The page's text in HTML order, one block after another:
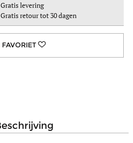
Gratis levering
Gratis retour tot 30 dagen
beschrijving